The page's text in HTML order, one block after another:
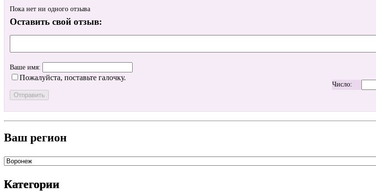
Пока нет ни одного отзыва
Оставить свой отзыв:
Ваше имя:
Пожалуйста, поставьте галочку.
Число:
Ваш регион
Категории